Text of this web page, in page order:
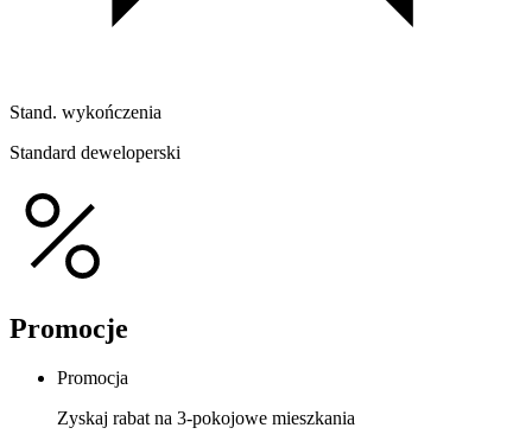
Stand. wykończenia
Standard deweloperski
Promocje
Promocja
Zyskaj rabat na 3-pokojowe mieszkania